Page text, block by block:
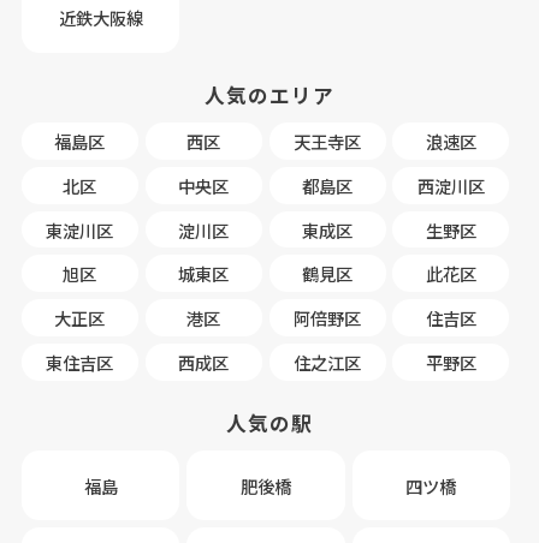
近鉄大阪線
人気のエリア
福島区 西区 天王寺区
浪速区
北区
中央区 都島区
西淀川区
東淀川区
淀川区 東成区
生野区
旭区
城東区 鶴見区
此花区
大正区
港区 阿倍野区
住吉区
東住吉区
西成区 住之江区 平野区
人気の駅
福島 肥後橋 四ツ橋